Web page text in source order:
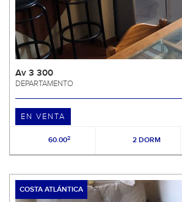
Av 3 300
DEPARTAMENTO
EN VENTA
60.002 2 DORM
COSTA ATLÁNTICA